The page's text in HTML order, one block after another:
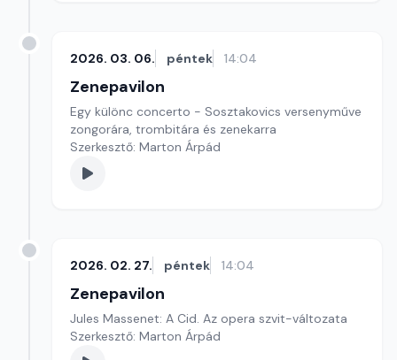
2026. 03. 06. péntek 14:04
Zenepavilon
Egy különc concerto - Sosztakovics versenyműve
zongorára, trombitára és zenekarra
Szerkesztő: Marton Árpád
2026. 02. 27. péntek 14:04
Zenepavilon
Jules Massenet: A Cid. Az opera szvit-változata
Szerkesztő: Marton Árpád